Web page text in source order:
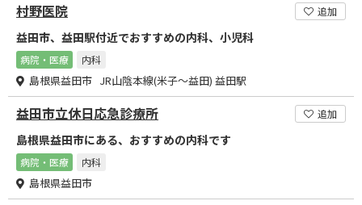
村野医院 追加
益田市、益田駅付近でおすすめの内科、小児科
病院・医療 内科
島根県益田市 JR山陰本線(米子～益田) 益田駅
益田市立休日応急診療所 追加
島根県益田市にある、おすすめの内科です
病院・医療 内科
島根県益田市